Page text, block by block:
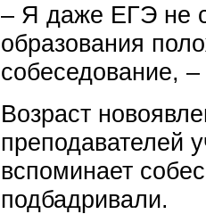
– Я даже ЕГЭ не
образования
собеседование,
Возраст
преподавателей
вспоминает
подбадривали.